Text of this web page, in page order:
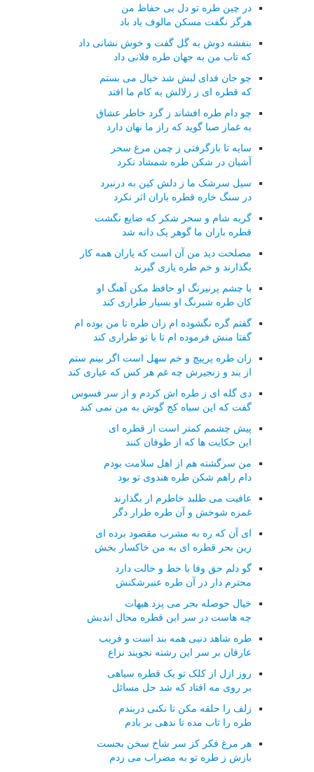
در چین طره تو دل بی حفاظ من
هرگز نگفت مسکن مالوف یاد باد
بنفشه دوش به گل گفت و خوش نشانی داد
که تاب من به جهان طره فلانی داد
چو جان فدای لبش شد خیال می بستم
که قطره ای ز زلالش به کام ما افتد
چو دام طره افشاند ز گرد خاطر عشاق
به غماز صبا گوید که راز ما نهان دارد
سایه تا بازگرفتی ز چمن مرغ سحر
آشیان در شکن طره شمشاد نکرد
سیل سرشک ما ز دلش کین به درنبرد
در سنگ خاره قطره باران اثر نکرد
گریه شام و سحر شکر که ضایع نگشت
قطره باران ما گوهر یک دانه شد
مصلحت دید من آن است که یاران همه کار
بگذارند و خم طره یاری گیرند
با چشم پرنیرنگ او حافظ مکن آهنگ او
کان طره شبرنگ او بسیار طراری کند
گفتم گره نگشوده ام زان طره تا من بوده ام
گفتا منش فرموده ام تا با تو طراری کند
زان طره پرپیچ و خم سهل است اگر بینم ستم
از بند و زنجیرش چه غم هر کس که عیاری کند
دی گله ای ز طره اش کردم و از سر فسوس
گفت که این سیاه کج گوش به من نمی کند
پیش چشمم کمتر است از قطره ای
این حکایت ها که از طوفان کنند
من سرگشته هم از اهل سلامت بودم
دام راهم شکن طره هندوی تو بود
عافیت می طلبد خاطرم ار بگذارند
غمزه شوخش و آن طره طرار دگر
ای آن که ره به مشرب مقصود برده ای
زین بحر قطره ای به من خاکسار بخش
گو دلم حق وفا با خط و خالت دارد
محترم دار در آن طره عنبرشکنش
خیال حوصله بحر می پزد هیهات
چه هاست در سر این قطره محال اندیش
طره شاهد دنیی همه بند است و فریب
عارفان بر سر این رشته نجویند نزاع
روز ازل از کلک تو یک قطره سیاهی
بر روی مه افتاد که شد حل مسائل
زلف را حلقه مکن تا نکنی دربندم
طره را تاب مده تا ندهی بر بادم
هر مرغ فکر کز سر شاخ سخن بجست
بازش ز طره تو به مضراب می زدم